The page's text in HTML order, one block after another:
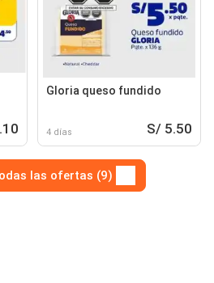
Gloria queso fundido
4 días S/ 5.50
las ofertas (9)